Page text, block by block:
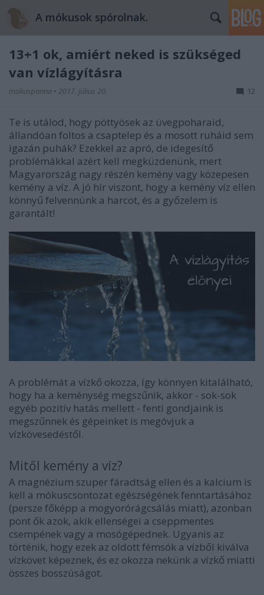
A mókusok spórolnak.
13+1 ok, amiért neked is szükséged
van vízlágyításra
mokuspanna • 2017. július 20. 12
Te is utálod, hogy pöttyösek az üvegpoharaid,
állandóan foltos a csaptelep és a mosott ruháid sem
igazán puhák? Ezekkel az apró, de idegesítő
problémákkal azért kell megküzdenünk, mert
Magyarország nagy részén kemény vagy közepesen
kemény a víz. A jó hír viszont, hogy a kemény víz ellen
könnyű felvennünk a harcot, és a győzelem is
garantált!
A problémát a vízkő okozza, így könnyen kitalálható,
hogy ha a keménység megszűnik, akkor - sok-sok
egyéb pozitív hatás mellett - fenti gondjaink is
megszűnnek és gépeinket is megóvjuk a
vízkövesedéstől.
Mitől kemény a víz?
A magnézium szuper fáradtság ellen és a kalcium is
kell a mókuscsontozat egészségének fenntartásához
(persze főképp a mogyorórágcsálás miatt), azonban
pont ők azok, akik ellenségei a cseppmentes
csempének vagy a mosógépednek. Ugyanis az
történik, hogy ezek az oldott fémsók a vízből kiválva
vízkövet képeznek, és ez okozza nekünk a vízkő miatti
összes bosszúságot.